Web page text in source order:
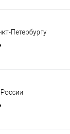
Петербургу